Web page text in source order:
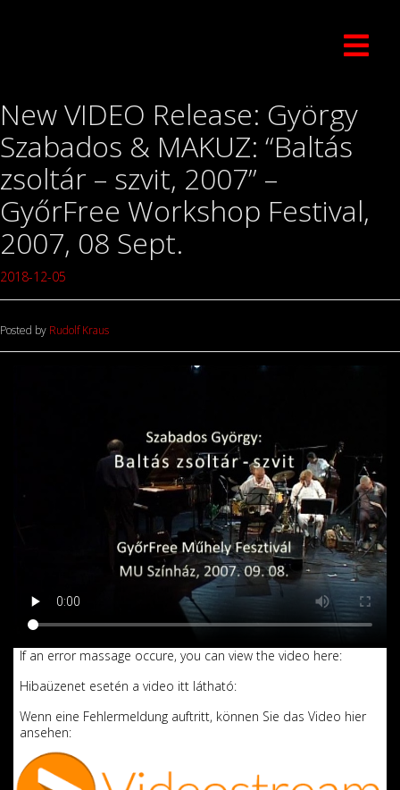
New VIDEO Release: György
Szabados & MAKUZ: “Baltás
zsoltár – szvit, 2007” –
GyőrFree Workshop Festival,
2007, 08 Sept.
2018-12-05
Posted by Rudolf Kraus
If an error massage occure, you can view the video here:
Hibaüzenet esetén a video itt látható:
Wenn eine Fehlermeldung auftritt, können Sie das Video hier
ansehen: